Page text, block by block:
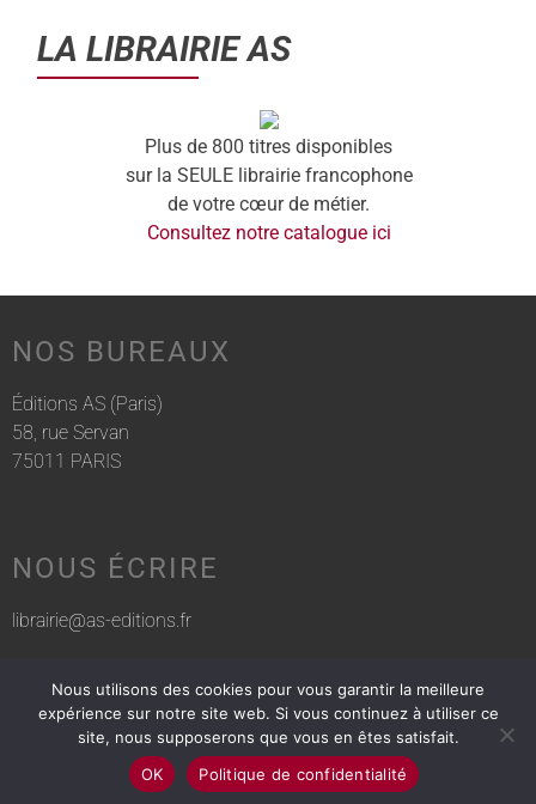
LA LIBRAIRIE AS
Plus de 800 titres disponibles
sur la SEULE librairie francophone
de votre cœur de métier.
Consultez notre catalogue ici
NOS BUREAUX
Éditions AS (Paris)
58, rue Servan
75011 PARIS
NOUS ÉCRIRE
librairie@as-editions.fr
NOUS APPELER
01 83 75 76 30
Nous utilisons des cookies pour vous garantir la meilleure
expérience sur notre site web. Si vous continuez à utiliser ce
site, nous supposerons que vous en êtes satisfait.
OK
Politique de confidentialité